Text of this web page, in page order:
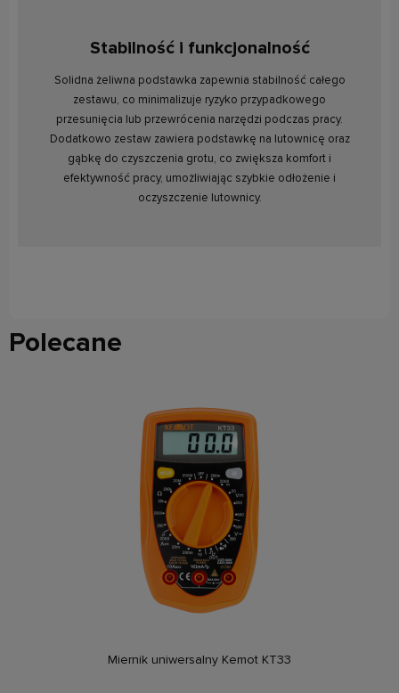
Stabilność i funkcjonalność
Solidna żeliwna podstawka zapewnia stabilność całego
zestawu, co minimalizuje ryzyko przypadkowego
przesunięcia lub przewrócenia narzędzi podczas pracy.
Dodatkowo zestaw zawiera podstawkę na lutownicę oraz
gąbkę do czyszczenia grotu, co zwiększa komfort i
efektywność pracy, umożliwiając szybkie odłożenie i
oczyszczenie lutownicy.
Polecane
Miernik uniwersalny Kemot KT33
powiadom o dostępności